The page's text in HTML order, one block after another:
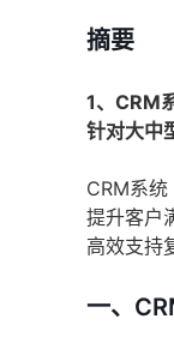
摘要
1、CRM
针对大中
CRM系
提升客户
高效支持
一、